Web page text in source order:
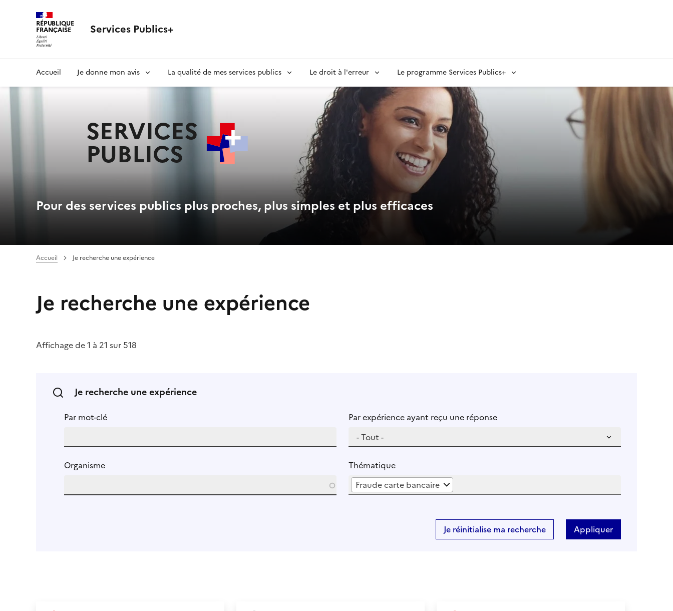
RÉPUBLIQUE
FRANÇAISE Services Publics+
principaleAccueil Je donne mon avis La qualité de mes services publics Le droit à l'erreur Le programme Services Publics+
SERVICES
PUBLICS
Pour des services publics plus proches, plus simples et plus efficaces
Accueil Je recherche une expérience
Je recherche une expérience
Affichage de 1 à 21 sur 518
Je recherche une expérience
Par mot-clé Par expérience ayant reçu une réponse
Organisme
Thématique
Fraude carte bancaire
Je réinitialise ma recherche